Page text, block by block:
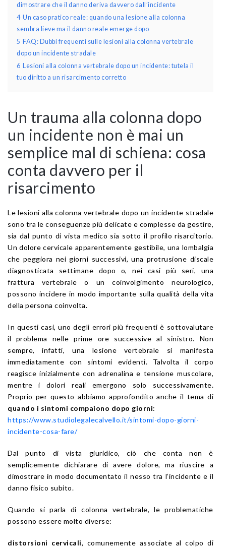
dimostrare che il danno deriva davvero dall’incidente
4 Un caso pratico reale: quando una lesione alla colonna
sembra lieve ma il danno reale emerge dopo
5 FAQ: Dubbi frequenti sulle lesioni alla colonna vertebrale
dopo un incidente stradale
6 Lesioni alla colonna vertebrale dopo un incidente: tutela il
tuo diritto a un risarcimento corretto
Un trauma alla colonna dopo
un incidente non è mai un
semplice mal di schiena: cosa
conta davvero per il
risarcimento
Le lesioni alla colonna vertebrale dopo un incidente stradale
sono tra le conseguenze più delicate e complesse da gestire,
sia dal punto di vista medico sia sotto il profilo risarcitorio.
Un dolore cervicale apparentemente gestibile, una lombalgia
che peggiora nei giorni successivi, una protrusione discale
diagnosticata settimane dopo o, nei casi più seri, una
frattura vertebrale o un coinvolgimento neurologico,
possono incidere in modo importante sulla qualità della vita
della persona coinvolta.
In questi casi, uno degli errori più frequenti è sottovalutare
il problema nelle prime ore successive al sinistro. Non
sempre, infatti, una lesione vertebrale si manifesta
immediatamente con sintomi evidenti. Talvolta il corpo
reagisce inizialmente con adrenalina e tensione muscolare,
mentre i dolori reali emergono solo successivamente.
Proprio per questo abbiamo approfondito anche il tema di
quando i sintomi compaiono dopo giorni:
https://www.studiolegalecalvello.it/sintomi-dopo-giorni-
incidente-cosa-fare/
Dal punto di vista giuridico, ciò che conta non è
semplicemente dichiarare di avere dolore, ma riuscire a
dimostrare in modo documentato il nesso tra l’incidente e il
danno fisico subito.
Quando si parla di colonna vertebrale, le problematiche
possono essere molto diverse:
distorsioni cervicali, comunemente associate al colpo di